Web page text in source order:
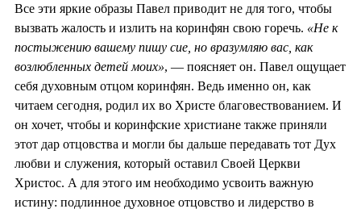
Все эти яркие образы Павел приводит не для того, чтобы
вызвать жалость и излить на коринфян свою горечь. «Не к
постыжению вашему пишу сие, но вразумляю вас, как
возлюбленных детей моих», — поясняет он. Павел ощущает
себя духовным отцом коринфян. Ведь именно он, как
читаем сегодня, родил их во Христе благовествованием. И
он хочет, чтобы и коринфские христиане также приняли
этот дар отцовства и могли бы дальше передавать тот Дух
любви и служения, который оставил Своей Церкви
Христос. А для этого им необходимо усвоить важную
истину: подлинное духовное отцовство и лидерство в